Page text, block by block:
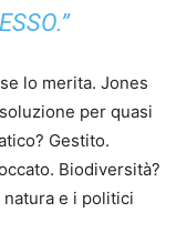
lo merita. Jones
per quasi
Gestito.
Biodiversità?
natura e i politici